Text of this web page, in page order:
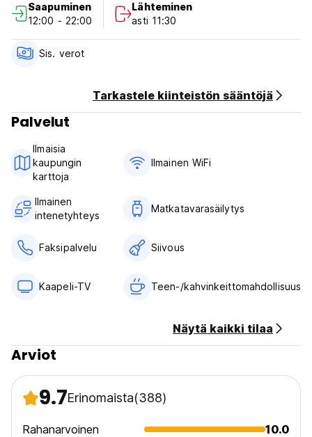
ja yöt.
Vastaanotto palvelee päivittäin klo 9-21.
Emme tarjoa kuljetuspalveluita.
kaupungin sydämessä, muista tutustua Orpheas Roomsiin.
Huomaa, että kaikki perushuoneet ovat puolikellarihuoneita
original language)
Saapuminen
12:00 - 22:00
Lähteminen
asti 11:30
Sis. verot
Tarkastele kiinteistön sääntöjä
Palvelut
Ilmaisia ​​
kaupungin
karttoja
Ilmainen WiFi
Ilmainen
intenetyhteys
Matkatavarasäilytys
Faksipalvelu Siivous
Kaapeli-TV Teen-/kahvinkeittomahdollisuus
Näytä kaikki tilaa
Arviot
9.7Erinomaista(388)
Rahanarvoinen
10.0